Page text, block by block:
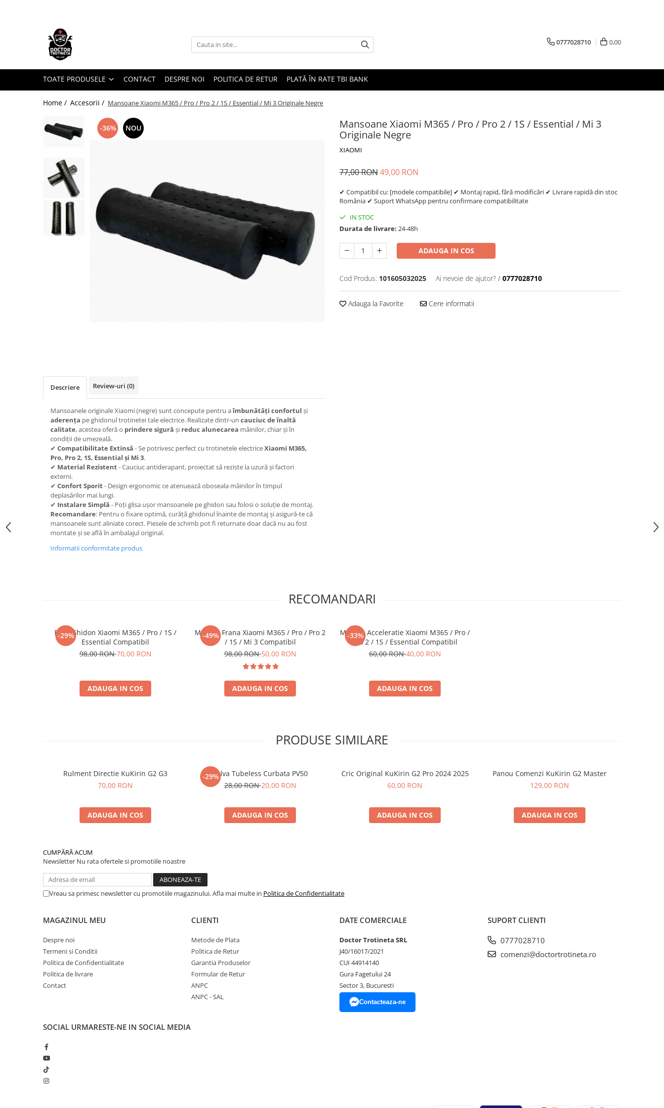
Toate Produsele
Piese de schimb
https://www.doctortrotineta.ro/electrica
Acceleratie
Contact cu cheie
https://www.doctortrotineta.ro/frane
https://www.doctortrotineta.ro/camere-
https://www.doctortrotineta.ro/cauciucuri-
trotinete-electrice
https://www.doctortrotineta.ro/cauciucuri-
cauciucuri-bicicleta
Camere bicicleta
Cauciuc tubeless cu GEL antipană
Accesorii
Trotinete electrice
Anvelope și Camere Utilaje
https://www.doctortrotineta.ro/plata-
0777028710 0,00
TOATE PRODUSELE CONTACT DESPRE NOI POLITICA DE RETUR PLATĂ ÎN RATE TBI BANK
Home / Accesorii / Mansoane Xiaomi M365 / Pro / Pro 2 / 1S / Essential / Mi 3 Originale Negre
Mansoane Xiaomi M365 / Pro / Pro 2 / 1S / Essential / Mi 3
Originale Negre
XIAOMI
-36% NOU
77,00 RON49,00 RON
✔ Compatibil cu: [modele compatibile] ✔ Montaj rapid, fără modificări ✔ Livrare rapidă din stoc
România ✔ Suport WhatsApp pentru confirmare compatibilitate
IN STOC
Durata de livrare: 24-48h
ADAUGA IN COS
Cod Produs: 101605032025 Ai nevoie de ajutor? / 0777028710
Adauga la Favorite Cere informatii
Descriere Review-uri (0)
Mansoanele originale Xiaomi (negre) sunt concepute pentru aîmbunătăți confortul și
aderența pe ghidonul trotinetei tale electrice. Realizate dintr-un cauciuc de înaltă
calitate, acestea oferă o prindere sigură și reduc alunecarea mâinilor, chiar și în
condiții de umezeală.
✔ Compatibilitate Extinsă - Se potrivesc perfect cu trotinetele electriceXiaomi M365,
Pro, Pro 2, 1S, Essential și Mi 3.
✔ Material Rezistent- Cauciuc antiderapant, proiectat să reziste la uzură și factori
externi.
✔ Confort Sporit- Design ergonomic ce atenuează oboseala mâinilor în timpul
deplasărilor mai lungi.
✔ Instalare Simplă - Poți glisa ușor mansoanele pe ghidon sau folosi o soluție de montaj.
Recomandare: Pentru o fixare optimă, curăță ghidonul înainte de montaj și asigură-te că
mansoanele sunt aliniate corect. Piesele de schimb pot fi returnate doar dacă nu au fost
montate și se află în ambalajul original.
Informatii conformitate produs
RECOMANDARI
-29%
Bara Ghidon Xiaomi M365 / Pro / 1S /
Essential Compatibil
98,00 RON70,00 RON
ADAUGA IN COS
-49%
Maneta Frana Xiaomi M365 / Pro / Pro 2
/ 1S / Mi 3 Compatibil
98,00 RON50,00 RON
ADAUGA IN COS
-33%
Maneta Acceleratie Xiaomi M365 / Pro /
Pro 2 / 1S / Essential Compatibil
60,00 RON40,00 RON
ADAUGA IN COS
PRODUSE SIMILARE
Rulment Directie KuKirin G2 G3
70,00 RON
ADAUGA IN COS
-29%Valva Tubeless Curbata PV50
28,00 RON20,00 RON
ADAUGA IN COS
Cric Original KuKirin G2 Pro 2024 2025
60,00 RON
ADAUGA IN COS
Panou Comenzi KuKirin G2 Master
129,00 RON
ADAUGA IN COS
CUMPĂRĂ ACUM
Newsletter Nu rata ofertele si promotiile noastre
Vreau sa primesc newsletter cu promotiile magazinului. Afla mai multe in Politica de Confidentialitate
MAGAZINUL MEU
Despre noi
Termeni si Conditii
Politica de Confidentialitate
Politica de livrare
Contact
CLIENTI
Metode de Plata
Politica de Retur
Garantia Produselor
Formular de Retur
ANPC
ANPC - SAL
DATE COMERCIALE
Doctor Trotineta SRL
J40/16017/2021
CUI 44914140
Gura Fagetului 24
Sector 3, Bucuresti
Contacteaza-ne
SUPORT CLIENTI
0777028710
comenzi@doctortrotineta.ro
SOCIAL URMARESTE-NE IN SOCIAL MEDIA